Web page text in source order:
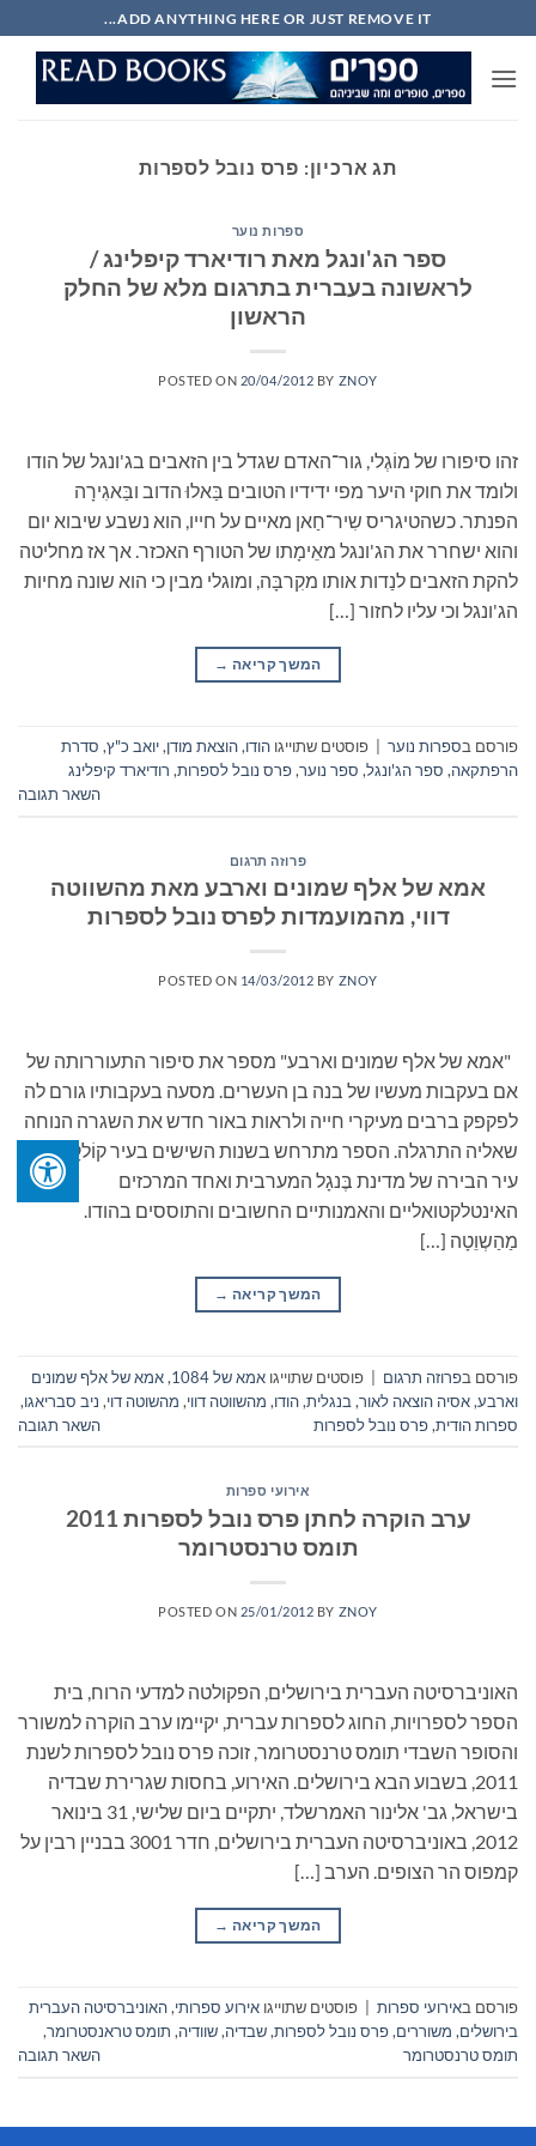
to
content
ADD ANYTHING HERE OR JUST REMOVE IT...
תג ארכיון: פרס נובל לספרות
ספרות נוער
ספר הג'ונגל מאת רודיארד קיפלינג /
לראשונה בעברית בתרגום מלא של החלק
הראשון
POSTED ON 20/04/2012 BY ZNOY
זהו סיפורו של מוֹגְלי, גור־האדם שגדל בין הזאבים בג'ונגל של הודו
ולומד את חוקי היער מפי ידידיו הטובים בַּאלוּ הדוב ובַּאגִירָה
הפנתר. כשהטיגריס שִיר־חַאן מאיים על חייו, הוא נשבע שיבוא יום
והוא ישחרר את הג'ונגל מאֵימָתו של הטורף האכזר. אך אז מחליטה
להקת הזאבים לנַדות אותו מקִרבָּה, ומוגלי מבין כי הוא שונה מחיות
הג'ונגל וכי עליו לחזור […]
המשך קריאה →
פורסם בספרות נוער פוסטים שתוייגו הודו,הוצאת מודן,יואב כ"ץ, סדרת
הרפתקאה, ספר הג'ונגל, ספר נוער,פרס נובל לספרות, רודיארד קיפלינג
השאר תגובה
פרוזה תרגום
אמא של אלף שמונים וארבע מאת מהשווטה
דווי, מהמועמדות לפרס נובל לספרות
POSTED ON 14/03/2012 BY ZNOY
"אמא של אלף שמונים וארבע" מספר את סיפור התעוררותה של
אם בעקבות מעשיו של בנה בן העשרים. מסעה בעקבותיו גורם לה
לפקפק ברבים מעיקרי חייה ולראות באור חדש את השגרה הנוחה
שאליה התרגלה. הספר מתרחש בשנות השישים בעיר קוֹלקָטָה,
עיר הבירה של מדינת בֶּנגָל המערבית ואחד המרכזים
האינטלקטואליים והאמנותיים החשובים והתוססים בהודו.
מַהַשְוֵטָה […]
המשך קריאה →
פורסם בפרוזה תרגום פוסטים שתוייגו אמא של 1084 ,אמא של אלף שמונים
וארבע,אסיה הוצאה לאור, בנגלית,הודו, מהשווטה דווי, מהשוטה דוי, ניב סבריאגו,
ספרות הודית,פרס נובל לספרות השאר תגובה
אירועי ספרות
ערב הוקרה לחתן פרס נובל לספרות 2011
תומס טרנסטרומר
POSTED ON 25/01/2012 BY ZNOY
האוניברסיטה העברית בירושלים, הפקולטה למדעי הרוח, בית
הספר לספרויות, החוג לספרות עברית, יקיימו ערב הוקרה למשורר
והסופר השבדי תומס טרנסטרומר, זוכה פרס נובל לספרות לשנת
2011, בשבוע הבא בירושלים. האירוע, בחסות שגרירת שבדיה
בישראל, גב' אלינור האמרשלד, יתקיים ביום שלישי, 31 בינואר
2012, באוניברסיטה העברית בירושלים, חדר 3001 בבניין רבין על
קמפוס הר הצופים. הערב […]
המשך קריאה →
פורסם באירועי ספרות פוסטים שתוייגו אירוע ספרותי,האוניברסיטה העברית
בירושלים, משוררים,פרס נובל לספרות,שבדיה,שוודיה, תומס טראנסטרומר,
תומס טרנסטרומר
השאר תגובה